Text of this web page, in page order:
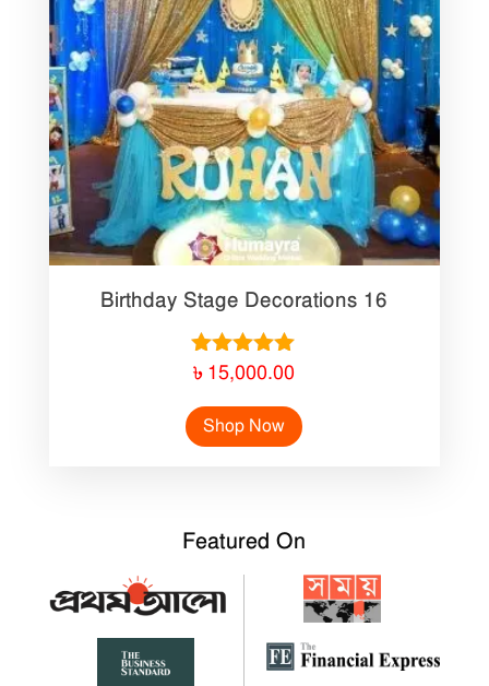
Birthday Stage Decorations 16
Rated
out of 5
৳ 15,000.00
Shop Now
Featured On